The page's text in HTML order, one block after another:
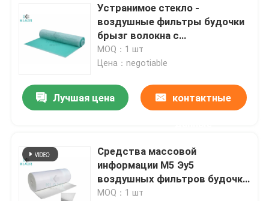
Устранимое стекло -
воздушные фильтры будочки
брызг волокна с
прогрессивной плотностью
MOQ：1 шт
Цена：negotiable
Лучшая цена контактные
Средства массовой
информации М5 Эу5
воздушных фильтров будочки
брызг комнаты картины с
MOQ：1 шт